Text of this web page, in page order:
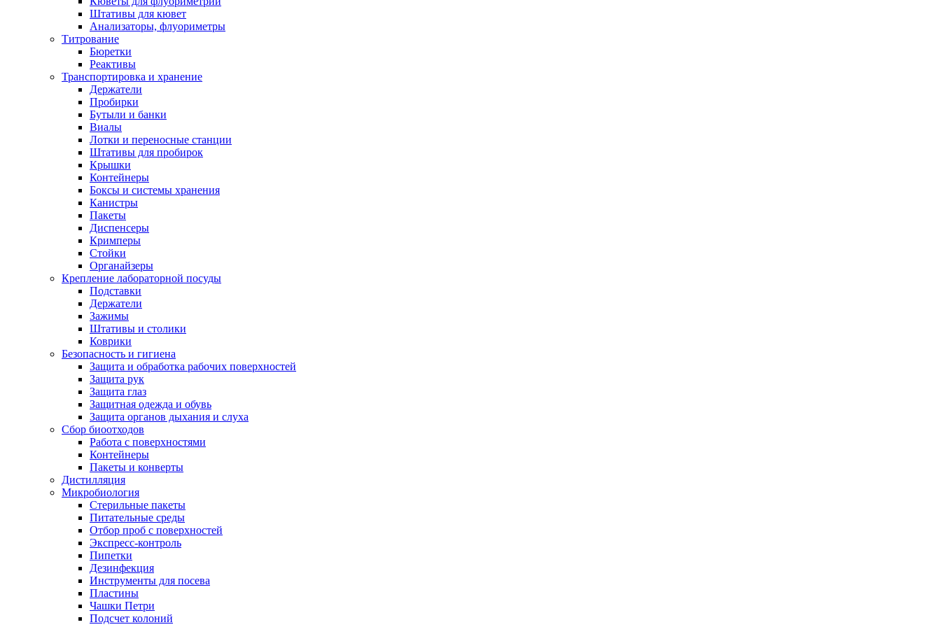
Штативы для кювет
Анализаторы, флуориметры
Титрование
Бюретки
Реактивы
Транспортировка и хранение
Держатели
Пробирки
Бутыли и банки
Виалы
Лотки и переносные станции
Штативы для пробирок
Крышки
Контейнеры
Боксы и системы хранения
Канистры
Пакеты
Диспенсеры
Кримперы
Стойки
Органайзеры
Крепление лабораторной посуды
Подставки
Держатели
Зажимы
Штативы и столики
Коврики
Безопасность и гигиена
Защита и обработка рабочих поверхностей
Защита рук
Защита глаз
Защитная одежда и обувь
Защита органов дыхания и слуха
Сбор биоотходов
Работа с поверхностями
Контейнеры
Пакеты и конверты
Дистилляция
Микробиология
Стерильные пакеты
Питательные среды
Отбор проб с поверхностей
Экспресс-контроль
Пипетки
Дезинфекция
Инструменты для посева
Пластины
Чашки Петри
Подсчет колоний